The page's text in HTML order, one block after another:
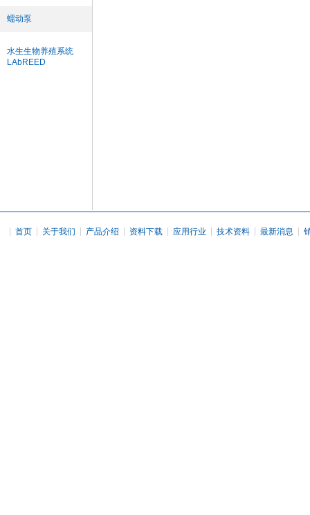
蠕动泵
水生生物养殖系统
LAbREED
首页 关于我们 产品介绍 资料下载 应用行业 技术资料 最新消息